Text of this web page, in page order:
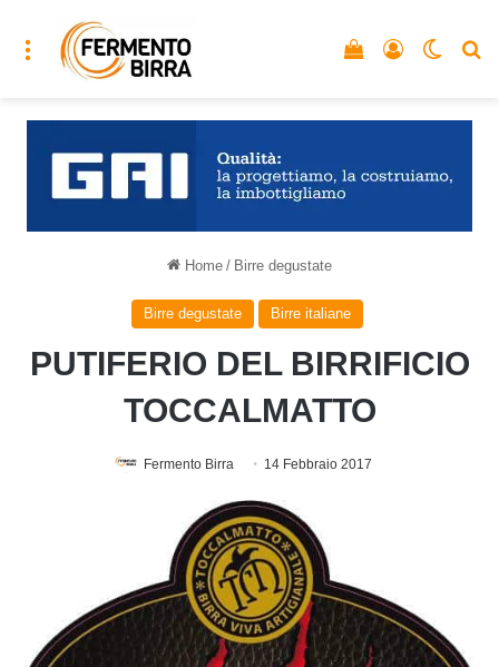
Menu Accedi
Vedi il carrello
Home / Birre degustate
Birre degustate Birre italiane
PUTIFERIO DEL BIRRIFICIO
TOCCALMATTO
Fermento Birra 14 Febbraio 2017